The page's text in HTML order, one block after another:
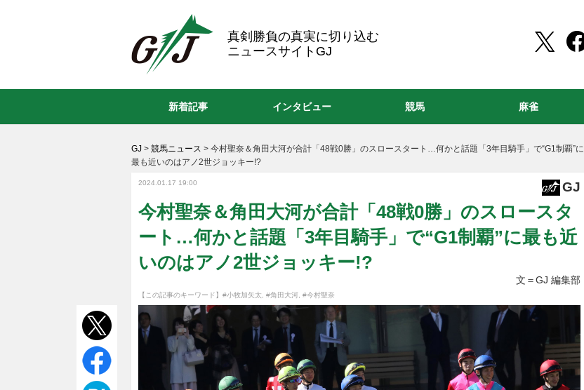
真剣勝負の真実に切り込む
ニュースサイトGJ
GJ > 競馬ニュース > 今村聖奈＆角田大河が合計「48戦0勝」のスロースタート…何かと話題「3年目騎手」で“G1制覇”に
最も近いのはアノ2世ジョッキー!?
2024.01.17 19:00 GJ
今村聖奈＆角田大河が合計「48戦0勝」のスロースタ
ート…何かと話題「3年目騎手」で“G1制覇”に最も近
いのはアノ2世ジョッキー!?
文＝GJ 編集部
【この記事のキーワード】 #小牧加矢太 #角田大河 #今村聖奈
新着記事 インタビュー 競馬 麻雀